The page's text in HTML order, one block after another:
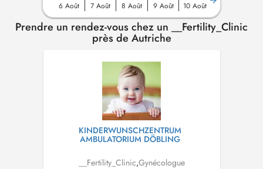
6 Août 7 Août 8 Août 9 Août 10 Août
Prendre un rendez-vous chez un __Fertility_Clinic
près de Autriche
KINDERWUNSCHZENTRUM
AMBULATORIUM DÖBLING
__Fertility_Clinic,Gynécologue